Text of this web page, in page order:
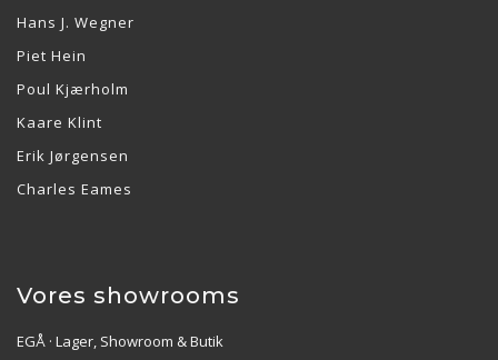
Hans J. Wegner
Piet Hein
Poul Kjærholm
Kaare Klint
Erik Jørgensen
Charles Eames
Vores showrooms
EGÅ · Lager, Showroom & Butik